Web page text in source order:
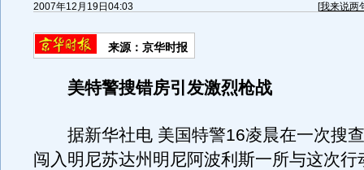
2007年12月19日04:03 [我来说两
来源：京华时报
美特警搜错房引发激烈枪战
据新华社电 美国特警16凌晨在一次搜
闯入明尼苏达州明尼阿波利斯一所与这次行